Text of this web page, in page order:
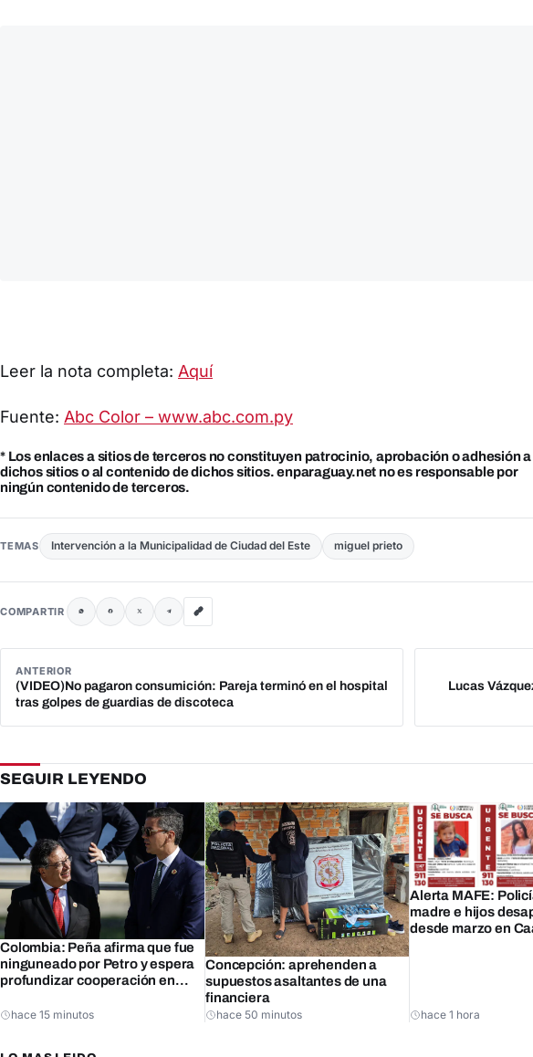
Leer la nota completa: Aquí
Fuente: Abc Color – www.abc.com.py
* Los enlaces a sitios de terceros no constituyen patrocinio, aprobación o adhesión a
dichos sitios o al contenido de dichos sitios. enparaguay.net no es responsable por
ningún contenido de terceros.
TEMAS Intervención a la Municipalidad de Ciudad del Este miguel prieto
COMPARTIR
ANTERIOR
(VIDEO)No pagaron consumición: Pareja terminó en el hospital
tras golpes de guardias de discoteca
Lucas
SEGUIR LEYENDO
Colombia: Peña afirma que fue
ninguneado por Petro y espera
profundizar cooperación en
hace 15 minutos
Concepción: aprehenden a
supuestos asaltantes de una
financiera
hace 50 minutos
Alerta MAFE:
madre e hijos
desde marzo en
hace 1 hora